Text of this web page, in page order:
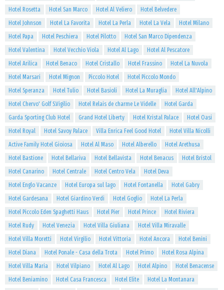
Hotel Rosetta
Hotel San Marco Hotel Al Veliero
Hotel Belvedere
Hotel Johnson
Hotel La Favorita Hotel La Perla Hotel La Vela
Hotel Milano
Hotel Papa
Hotel Peschiera Hotel Pilotto
Hotel San Marco Dipendenza
Hotel Valentina
Hotel Vecchio Viola Hotel Al Lago
Hotel Al Pescatore
Hotel Arilica
Hotel Benaco Hotel Cristallo Hotel Frassino
Hotel La Nuvola
Hotel Marsari
Hotel Mignon Piccolo Hotel
Hotel Piccolo Mondo
Hotel Speranza
Hotel Tulio Hotel Basioli Hotel La Muraglia
Hotel All'Alpino
Hotel Chervo' Golf S.Vigilio
Hotel Relais de charme Le Videlle
Hotel Garda
Garda Sporting Club Hotel
Grand Hotel Liberty Hotel Kristal Palace
Hotel Oasi
Hotel Royal
Hotel Savoy Palace Villa Enrica Feel Good Hotel
Hotel Villa Nicolli
Active Family Hotel Gioiosa
Hotel Al Maso Hotel Alberello
Hotel Arethusa
Hotel Bastione
Hotel Bellariva Hotel Bellavista Hotel Benacus
Hotel Bristol
Hotel Canarino
Hotel Centrale Hotel Centro Vela
Hotel Deva
Hotel Englo Vacanze
Hotel Europa sul lago Hotel Fontanella
Hotel Gabry
Hotel Gardesana
Hotel Giardino Verdi Hotel Goglio
Hotel La Perla
Hotel Piccolo Eden Spaghetti Haus
Hotel Pier Hotel Prince
Hotel Riviera
Hotel Rudy
Hotel Venezia Hotel Villa Giuliana
Hotel Villa Miravalle
Hotel Villa Moretti
Hotel Virgilio Hotel Vittoria Hotel Ancora
Hotel Benini
Hotel Diana
Hotel Ponale - Casa della Trota Hotel Primo
Hotel Rosa Alpina
Hotel Villa Maria
Hotel Vilpiano Hotel Al Lago Hotel Alpino
Hotel Benacense
Hotel Beniamino
Hotel Casa Francesca Hotel Elite
Hotel La Montanara